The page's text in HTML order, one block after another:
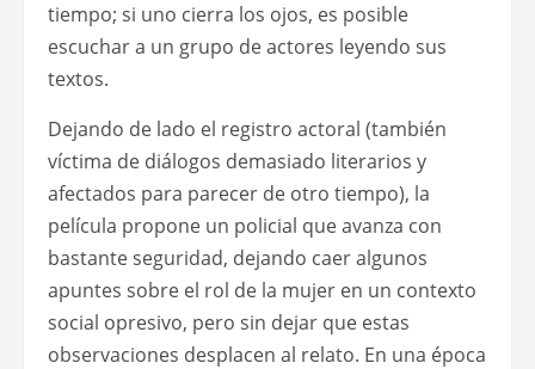
tiempo; si uno cierra los ojos, es posible
escuchar a un grupo de actores leyendo sus
textos.
Dejando de lado el registro actoral (también
víctima de diálogos demasiado literarios y
afectados para parecer de otro tiempo), la
película propone un policial que avanza con
bastante seguridad, dejando caer algunos
apuntes sobre el rol de la mujer en un contexto
social opresivo, pero sin dejar que estas
observaciones desplacen al relato. En una época